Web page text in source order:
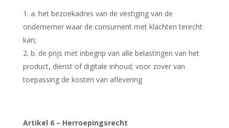
a. het bezoekadres van de vestiging van de
ondernemer waar de consument met klachten terecht
kan;
b. de prijs met inbegrip van alle belastingen van het
product, dienst of digitale inhoud; voor zover van
toepassing de kosten van aflevering
Artikel 6 – Herroepingsrecht